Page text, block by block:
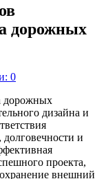
дорожных
0
дорожных
дизайна и
и
проекта,
внешний